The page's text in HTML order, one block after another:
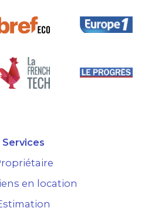
Services
en location